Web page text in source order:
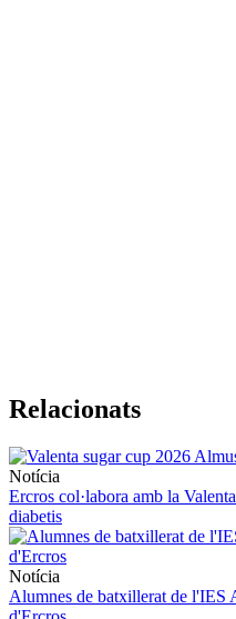
Relacionats
Notícia
Ercros col·labora amb la
diabetis
Notícia
Alumnes de batxillerat de l'IES